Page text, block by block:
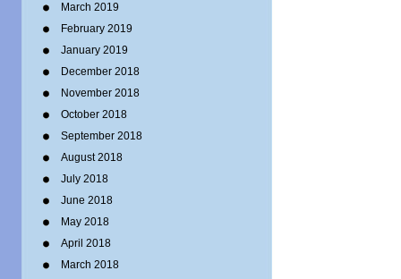
March 2019
February 2019
January 2019
December 2018
November 2018
October 2018
September 2018
August 2018
July 2018
June 2018
May 2018
April 2018
March 2018